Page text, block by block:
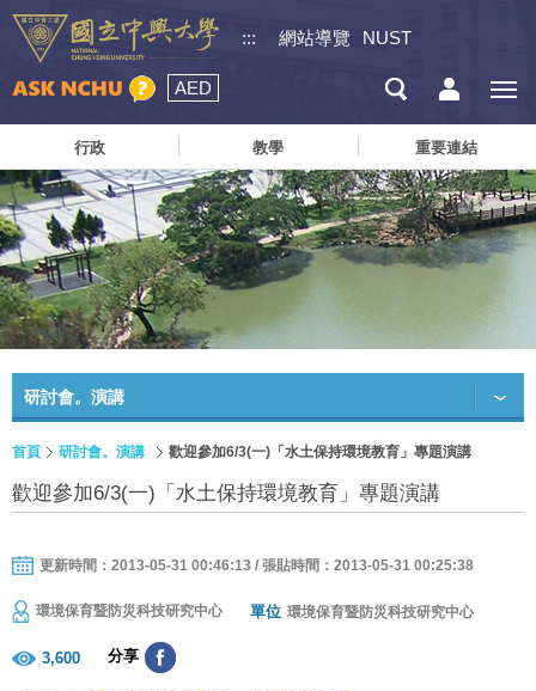
::: 網站導覽 NUST
AED
行政 教學 重要連結
研討會。演講
首頁 研討會。演講 歡迎參加6/3(一)「水土保持環境教育」專題演講
歡迎參加6/3(一)「水土保持環境教育」專題演講
更新時間：2013-05-31 00:46:13 / 張貼時間：2013-05-31 00:25:38
環境保育暨防災科技研究中心 單位 環境保育暨防災科技研究中心
3,600 分享